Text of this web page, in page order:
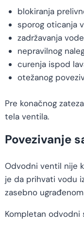
blokiranja
sporog oticanja
zadržavanja
nepravilnog
curenja ispod
otežanog
Pre konačnog
tela ventila.
Povezivanje
Odvodni ventil nije
je da prihvati vodu
zasebno
Kompletan odvodni